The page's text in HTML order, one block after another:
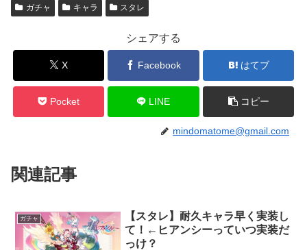
ガチャ キャラ スタレ
シェアする
X Facebook はてブ
Pocket LINE コピー
mindomatome@gmail.com
関連記事
ガチャ
【スタレ】耐久キャラ早く実装し
て！←ヒアンシーっていつ実装だ
っけ？